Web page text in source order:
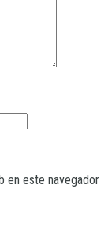
en este navegador